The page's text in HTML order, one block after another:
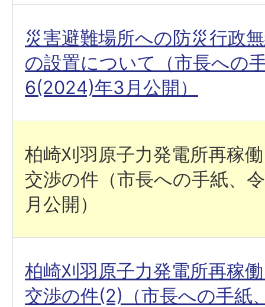
災害避難場所への防災行政
の設置について（市長への
6(2024)年3月公開）
柏崎刈羽原子力発電所再稼
交渉の件（市長への手紙、
月公開）
柏崎刈羽原子力発電所再稼
交渉の件(2)（市長への手紙